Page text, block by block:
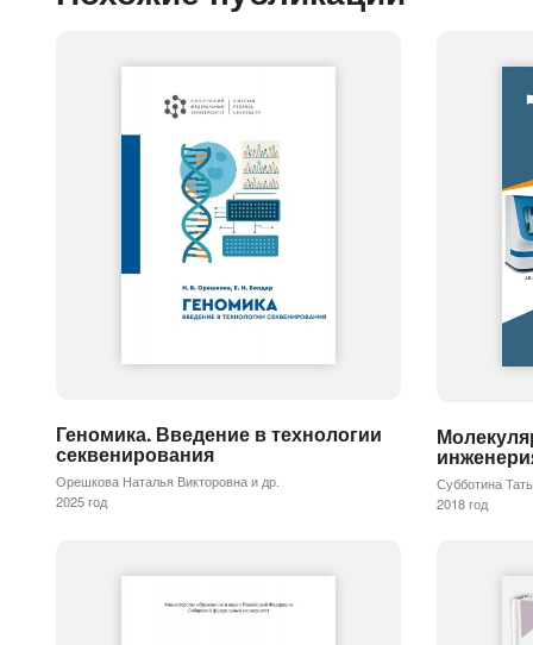
Геномика. Введение в технологии
секвенирования
Орешкова Наталья Викторовна и др.
2025 год
Субботина
2018 год